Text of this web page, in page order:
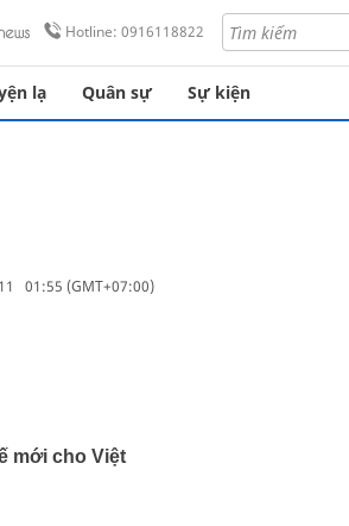
Hotline: 0916118822
lạ Quân sự Sự kiện
01:55 (GMT+07:00)
mới cho Việt